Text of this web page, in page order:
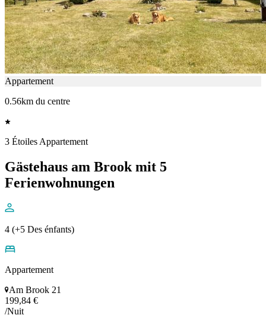
Appartement
0.56km du centre
3 Étoiles Appartement
Gästehaus am Brook mit 5
Ferienwohnungen
4 (+5 Des énfants)
Appartement
Am Brook 21
199,84 €
/Nuit